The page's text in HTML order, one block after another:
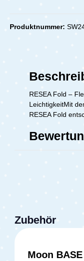
Produktnummer:
RESEA Fold –
LeichtigkeitMit
RESEA Fold
Zubehör
Moon